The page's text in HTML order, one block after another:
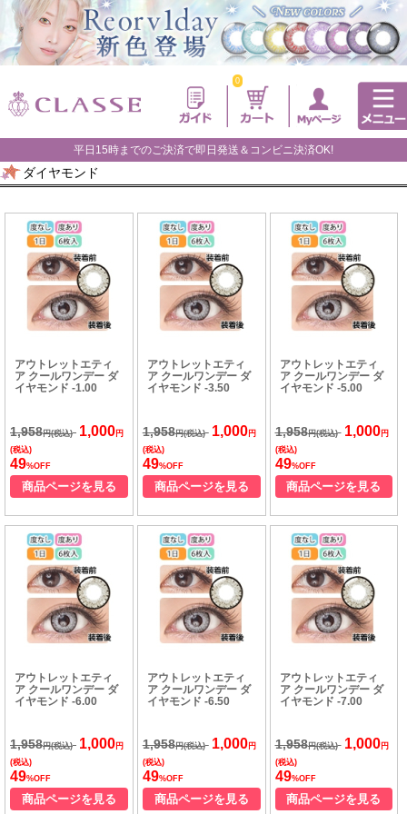
0
平日15時までのご決済で即日発送＆コンビニ決済OK!
ダイヤモンド
アウトレットエティ
ア クールワンデー ダ
イヤモンド -1.00
1,958円(税込) 1,000 円
(税込)
49%OFF
商品ページを見る
アウトレットエティ
ア クールワンデー ダ
イヤモンド -3.50
1,958円(税込) 1,000円
(税込)
49%OFF
商品ページを見る
アウトレットエティ
ア クールワンデー ダ
イヤモンド -5.00
1,958円(税込) 1,000円
(税込)
49%OFF
商品ページを見る
アウトレットエティ
ア クールワンデー ダ
イヤモンド -6.00
1,958円(税込) 1,000 円
(税込)
49%OFF
商品ページを見る
アウトレットエティ
ア クールワンデー ダ
イヤモンド -6.50
1,958円(税込) 1,000円
(税込)
49%OFF
商品ページを見る
アウトレットエティ
ア クールワンデー ダ
イヤモンド -7.00
1,958円(税込) 1,000円
(税込)
49%OFF
商品ページを見る